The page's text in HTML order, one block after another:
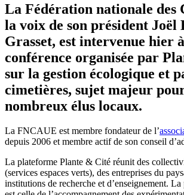
La Fédération nationale des
la voix de son président Joël
Grasset, est intervenue hier
conférence organisée par
sur la gestion écologique et
cimetières, sujet majeur
nombreux élus locaux.
La FNCAUE est membre fondateur de l’
depuis 2006 et membre actif de son conseil
La plateforme Plante & Cité réunit des
(services espaces verts), des entreprises du
institutions de recherche et d’enseignement.